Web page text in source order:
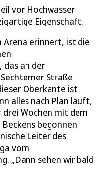
vor Hochwasser
Eigenschaft.
Arena erinnert, ist die
das an der
Straße
Oberkante ist
alles nach Plan läuft,
drei Wochen mit dem
begonnen
Leiter des
vom
„Dann sehen wir bald